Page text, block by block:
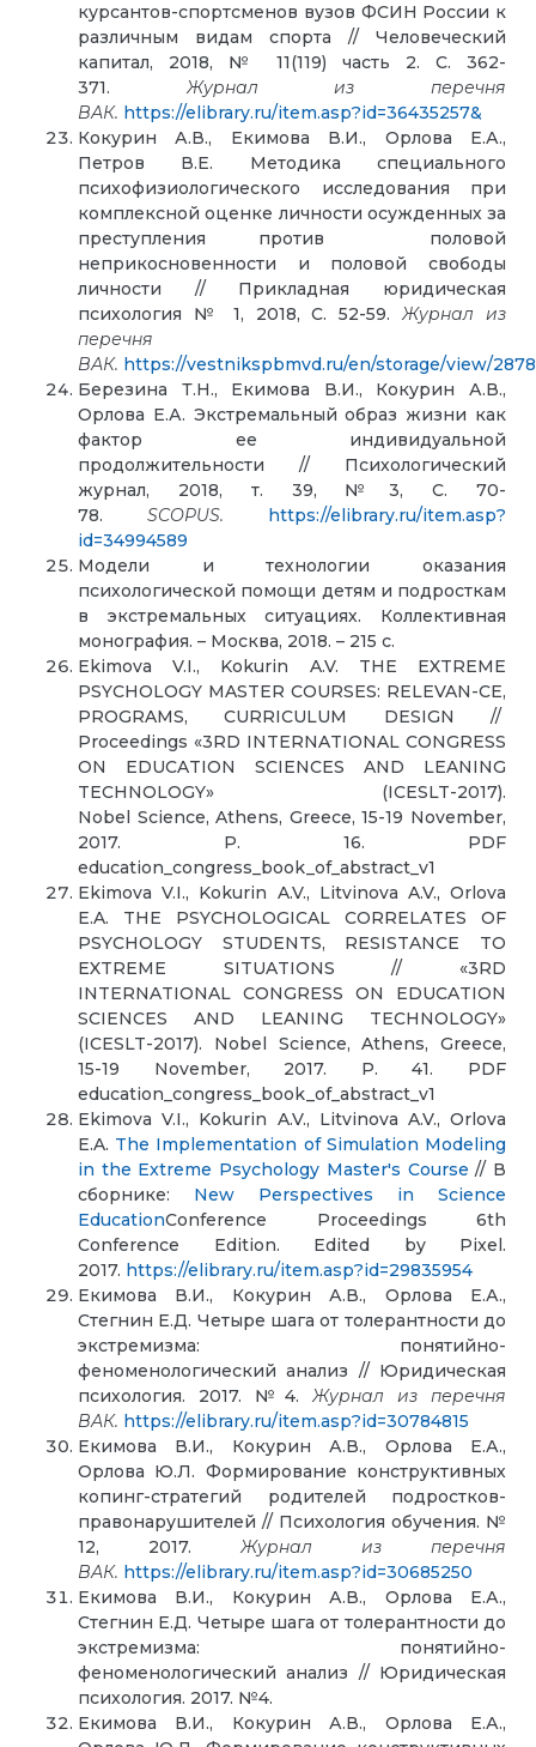
курсантов-спортсменов вузов ФСИН России к
различным видам спорта // Человеческий
капитал, 2018, № 11(119) часть 2. С. 362-
371. Журнал из перечня
ВАК. https://elibrary.ru/item.asp?id=36435257&
Кокурин А.В., Екимова В.И., Орлова Е.А.,
Петров В.Е. Методика специального
психофизиологического исследования при
комплексной оценке личности осужденных за
преступления против половой
неприкосновенности и половой свободы
личности // Прикладная юридическая
психология № 1, 2018, С. 52-59.Журнал из
перечня
ВАК. https://vestnikspbmvd.ru/en/storage/view/
Березина Т.Н., Екимова В.И., Кокурин А.В.,
Орлова Е.А. Экстремальный образ жизни как
фактор ее индивидуальной
продолжительности // Психологический
журнал, 2018, т. 39, №3, С. 70-
78. SCOPUS. https://elibrary.ru/item.asp?
id=34994589
Модели и технологии оказания
психологической помощи детям и подросткам
в экстремальных ситуациях. Коллективная
монография. – Москва, 2018. – 215 с.
Ekimova V.I., Kokurin A.V. THE EXTREME
PSYCHOLOGY MASTER COURSES: RELEVAN-CE,
PROGRAMS, CURRICULUM DESIGN //
Proceedings «3RD INTERNATIONAL CONGRESS
ON EDUCATION SCIENCES AND LEANING
TECHNOLOGY» (ICESLT-2017).
Nobel Science, Athens, Greece, 15-19 November,
2017. P. 16. PDF
education_congress_book_of_abstract_v1
Ekimova V.I., Kokurin A.V., Litvinova A.V., Orlova
E.A. THE PSYCHOLOGICAL CORRELATES OF
PSYCHOLOGY STUDENTS, RESISTANCE TO
EXTREME SITUATIONS // «3RD
INTERNATIONAL CONGRESS ON EDUCATION
SCIENCES AND LEANING TECHNOLOGY»
(ICESLT-2017). Nobel Science, Athens, Greece,
15-19 November, 2017. P. 41. PDF
Ekimova V.I., Kokurin A.V., Litvinova A.V., Orlova
E.A. The Implementation of Simulation Modeling
in the Extreme Psychology Master's Course// В
сборнике: New Perspectives in Science
EducationConference Proceedings 6th
Conference Edition. Edited by Pixel.
2017. https://elibrary.ru/item.asp?id=29835954
Екимова В.И., Кокурин А.В., Орлова Е.А.,
Стегнин Е.Д. Четыре шага от толерантности до
экстремизма: понятийно-
феноменологический анализ // Юридическая
психология. 2017. №4. Журнал из перечня
ВАК. https://elibrary.ru/item.asp?id=30784815
Екимова В.И., Кокурин А.В., Орлова Е.А.,
Орлова Ю.Л. Формирование конструктивных
копинг-стратегий родителей подростков-
правонарушителей // Психология обучения. №
12, 2017. Журнал из перечня
ВАК. https://elibrary.ru/item.asp?id=30685250
Екимова В.И., Кокурин А.В., Орлова Е.А.,
Стегнин Е.Д. Четыре шага от толерантности до
экстремизма: понятийно-
феноменологический анализ // Юридическая
психология. 2017. №4.
Екимова В.И., Кокурин А.В., Орлова Е.А.,